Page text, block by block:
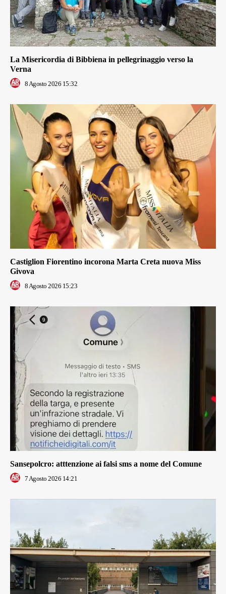
La Misericordia di Bibbiena in pellegrinaggio verso la
Verna
8 Agosto 2026 15:32
Castiglion Fiorentino incorona Marta Creta nuova Miss
Givova
8 Agosto 2026 15:23
Sansepolcro: atttenzione ai falsi sms a nome del Comune
7 Agosto 2026 14:21